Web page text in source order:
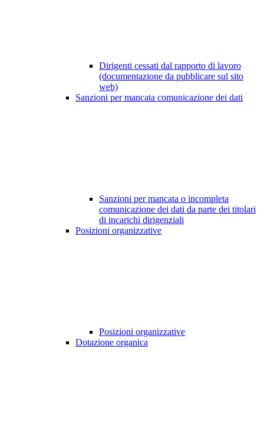
Dirigenti cessati dal rapporto di lavoro
(documentazione da pubblicare sul sito
web)
Sanzioni per mancata comunicazione dei dati
Sanzioni per mancata o incompleta
comunicazione dei dati da parte dei titolari
di incarichi dirigenziali
Posizioni organizzative
Posizioni organizzative
Dotazione organica